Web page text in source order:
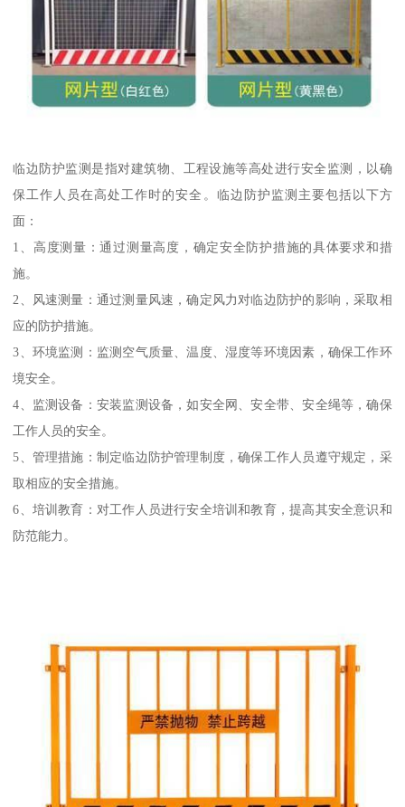
临边防护监测是指对建筑物、工程设施等高处进行安全监测，以确
保工作人员在高处工作时的安全。临边防护监测主要包括以下方
面：
1、高度测量：通过测量高度，确定安全防护措施的具体要求和措
施。
2、风速测量：通过测量风速，确定风力对临边防护的影响，采取相
应的防护措施。
3、环境监测：监测空气质量、温度、湿度等环境因素，确保工作环
境安全。
4、监测设备：安装监测设备，如安全网、安全带、安全绳等，确保
工作人员的安全。
5、管理措施：制定临边防护管理制度，确保工作人员遵守规定，采
取相应的安全措施。
6、培训教育：对工作人员进行安全培训和教育，提高其安全意识和
防范能力。